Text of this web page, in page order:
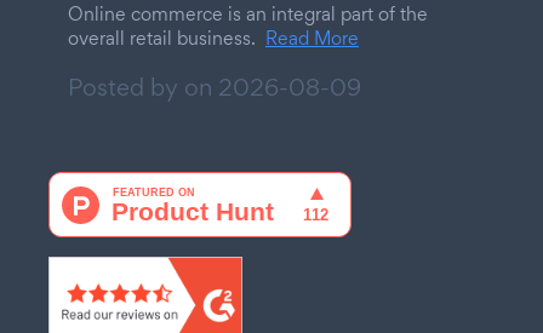
Online commerce is an integral part of the
overall retail business. Read More
Posted by on 2026-08-09